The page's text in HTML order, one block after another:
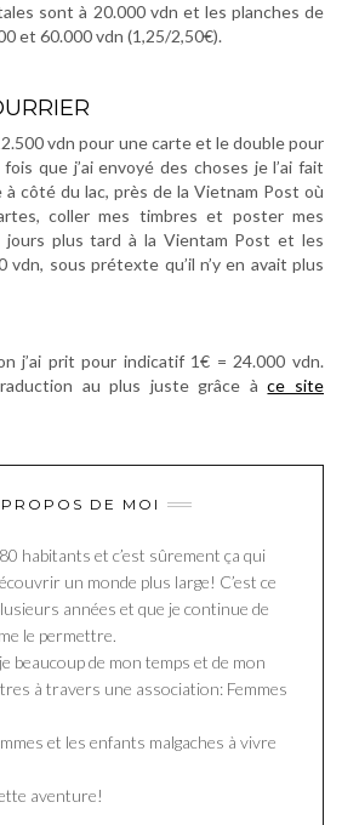
sont à 20.000 vdn et les planches de
et 60.000 vdn (1,25/2,50€).
vdn pour une carte et le double pour
que j’ai envoyé des choses je l’ai fait
côté du lac, près de la Vietnam Post où
coller mes timbres et poster mes
jours plus tard à la Vientam Post et les
sous prétexte qu’il n’y en avait plus
j’ai prit pour indicatif 1€ = 24.000 vdn.
au plus juste grâce àce site
DE MOI
80 habitants et c’est sûrement ça qui
un monde plus large! C’est ce
années et que je continue de
le permettre.
beaucoup de mon temps et de mon
à travers une association: Femmes
et les enfants malgaches à vivre
aventure!